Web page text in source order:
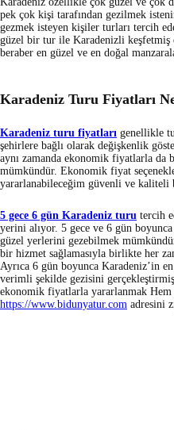
pek çok kişi tarafından gezilmek
gezmek isteyen kişiler turları tercih
güzel bir tur ile Karadenizli keşfetmiş
beraber en güzel ve en doğal
Karadeniz Turu Fiyatları
Karadeniz turu fiyatları genellikle
şehirlere bağlı olarak değişkenlik
aynı zamanda ekonomik fiyatlarla da
mümkündür. Ekonomik fiyat
yararlanabileceğim güvenli ve kaliteli
5 gece 6 gün Karadeniz turu tercih
yerini alıyor. 5 gece ve 6 gün
güzel yerlerini gezebilmek
bir hizmet sağlamasıyla birlikte her
Ayrıca 6 gün boyunca Karadeniz’in
verimli şekilde gezisini
ekonomik fiyatlarla yararlanmak
https://www.bidunyatur.com adresini